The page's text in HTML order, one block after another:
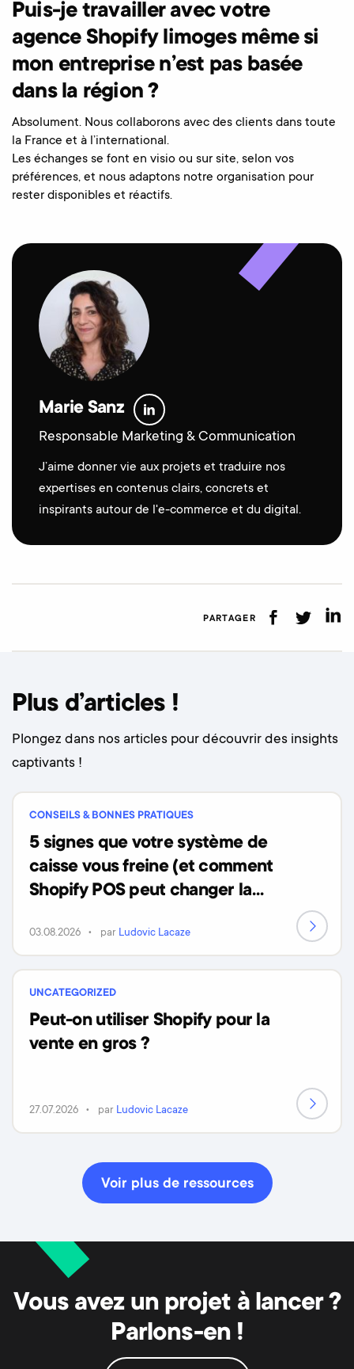
Puis-je travailler avec votre
agence Shopify limoges même si
mon entreprise n’est pas basée
dans la région ?
Absolument. Nous collaborons avec des clients dans toute
la France et à l’international.
Les échanges se font en visio ou sur site, selon vos
préférences, et nous adaptons notre organisation pour
rester disponibles et réactifs.
Marie Sanz
Responsable Marketing & Communication
J’aime donner vie aux projets et traduire nos
expertises en contenus clairs, concrets et
inspirants autour de l'e-commerce et du digital.
PARTAGER
Plus d’articles !
Plongez dans nos articles pour découvrir des insights
captivants !
CONSEILS & BONNES PRATIQUES
5 signes que votre système de
caisse vous freine (et comment
Shopify POS peut changer la
03.08.2026 par Ludovic Lacaze
UNCATEGORIZED
Peut-on utiliser Shopify pour la
vente en gros ?
27.07.2026 par Ludovic Lacaze
Voir plus de ressources
Vous avez un projet à lancer ?
Parlons-en !